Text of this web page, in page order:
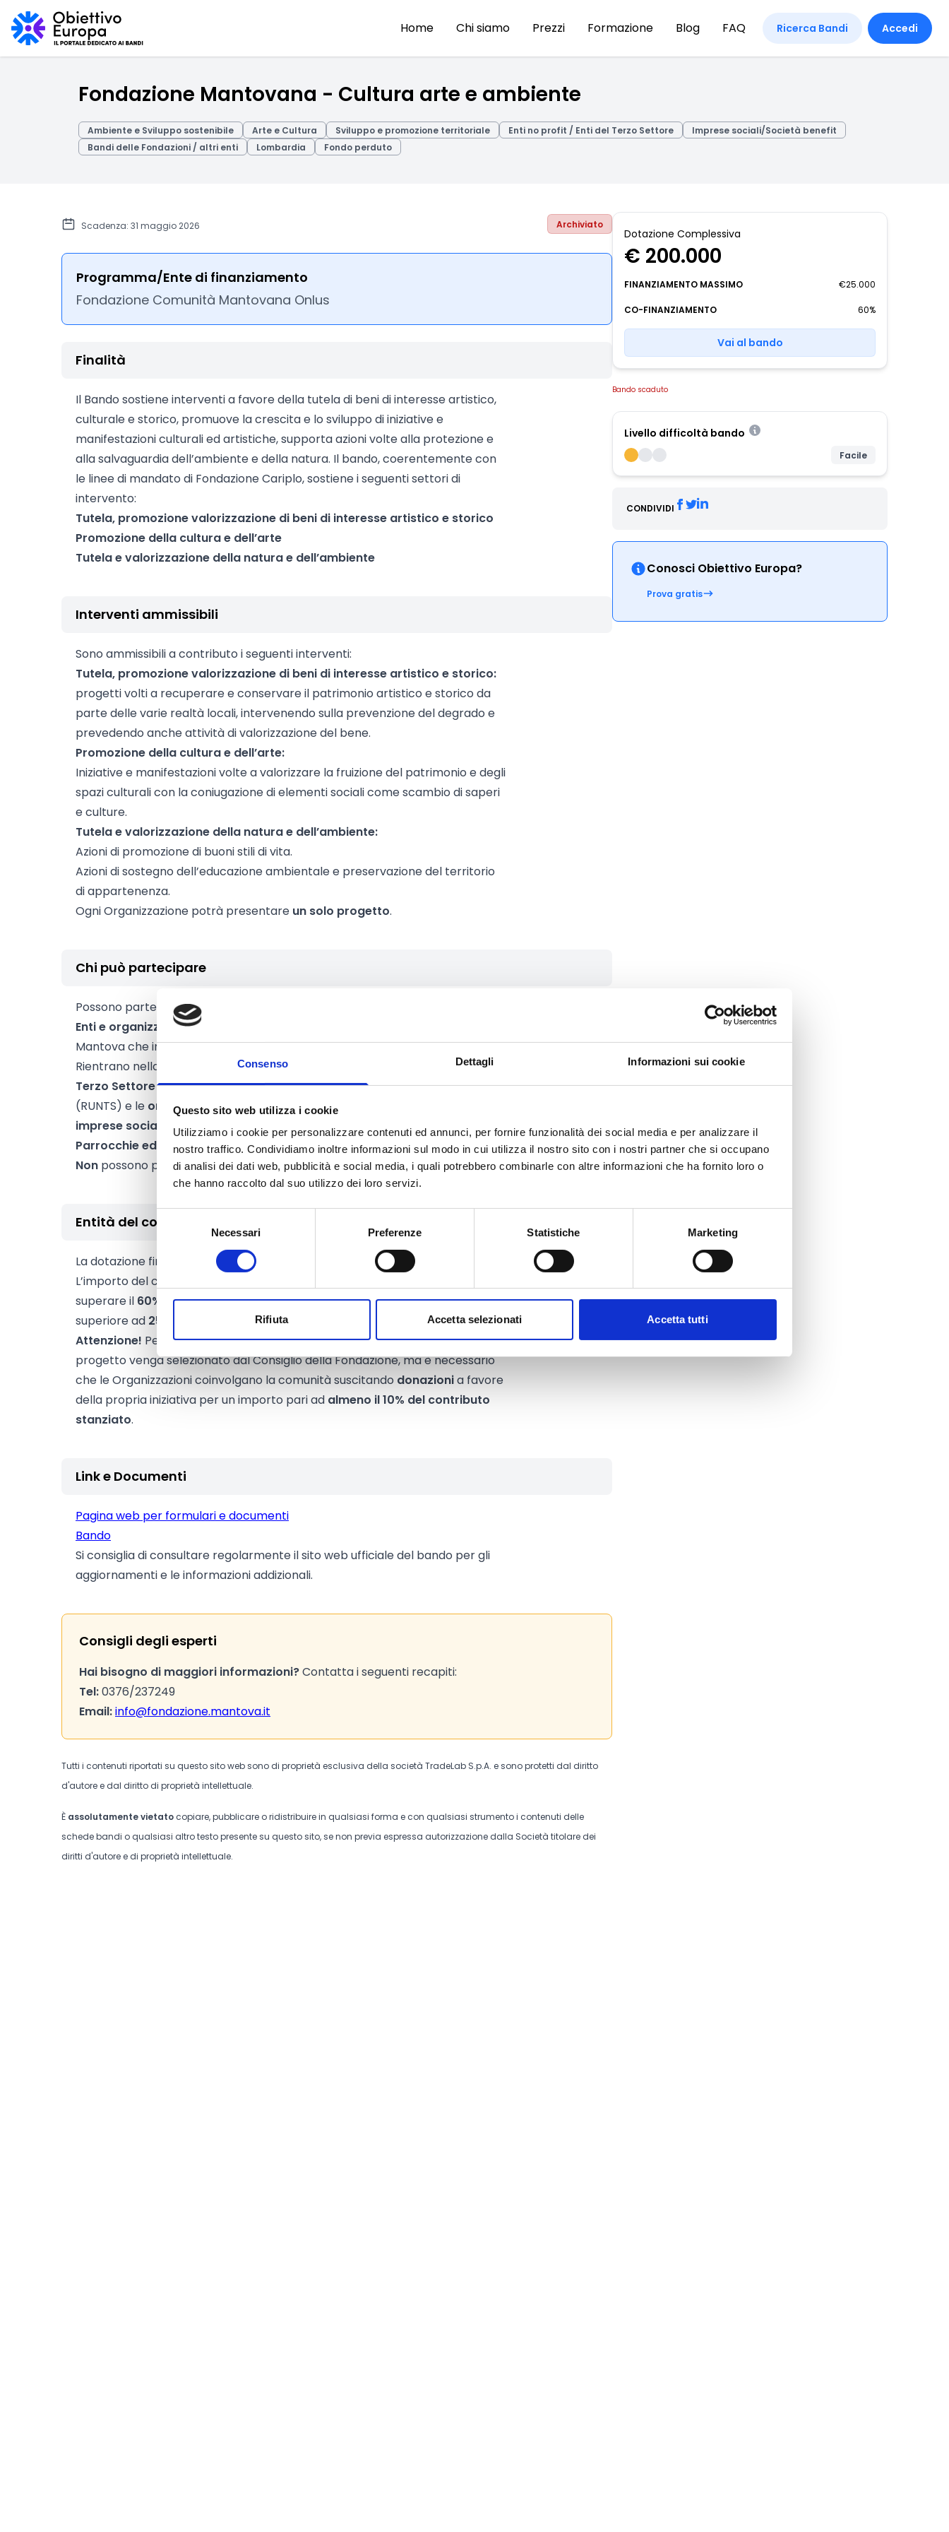
Consenso Dettagli Informazioni sui cookie
Questo sito web utilizza i cookie
Utilizziamo i cookie per personalizzare contenuti ed annunci, per fornire funzionalità dei social media e per analizzare il
nostro traffico. Condividiamo inoltre informazioni sul modo in cui utilizza il nostro sito con i nostri partner che si occupano
di analisi dei dati web, pubblicità e social media, i quali potrebbero combinarle con altre informazioni che ha fornito loro o
che hanno raccolto dal suo utilizzo dei loro servizi.
Necessari Preferenze Statistiche Marketing
Rifiuta Accetta selezionati Accetta tutti
Home Chi siamo Prezzi Formazione Blog FAQ Ricerca Bandi Accedi
Fondazione Mantovana - Cultura arte e ambiente
Ambiente e Sviluppo sostenibile Arte e Cultura Sviluppo e promozione territoriale Enti no profit / Enti del Terzo Settore
Imprese sociali/Società benefit
Bandi delle Fondazioni / altri enti
Lombardia Fondo perduto
Scadenza: 31 maggio 2026 Archiviato
Programma/Ente di finanziamento
Fondazione Comunità Mantovana Onlus
Finalità
Il Bando sostiene interventi a favore della tutela di beni di interesse artistico,
culturale e storico, promuove la crescita e lo sviluppo di iniziative e
manifestazioni culturali ed artistiche, supporta azioni volte alla protezione e
alla salvaguardia dell’ambiente e della natura. Il bando, coerentemente con
le linee di mandato di Fondazione Cariplo, sostiene i seguenti settori di
intervento:
Tutela, promozione valorizzazione di beni di interesse artistico e storico
Promozione della cultura e dell’arte
Tutela e valorizzazione della natura e dell’ambiente
Interventi ammissibili
Sono ammissibili a contributo i seguenti interventi:
Tutela, promozione valorizzazione di beni di interesse artistico e storico:
progetti volti a recuperare e conservare il patrimonio artistico e storico da
parte delle varie realtà locali, intervenendo sulla prevenzione del degrado e
prevedendo anche attività di valorizzazione del bene.
Promozione della cultura e dell’arte:
Iniziative e manifestazioni volte a valorizzare la fruizione del patrimonio e degli
spazi culturali con la coniugazione di elementi sociali come scambio di saperi
e culture.
Tutela e valorizzazione della natura e dell’ambiente:
Azioni di promozione di buoni stili di vita.
Azioni di sostegno dell’educazione ambientale e preservazione del territorio
di appartenenza.
Ogni Organizzazione potrà presentare un solo progetto.
Chi può partecipare
Possono partecipare al bando:
Enti e organizzazioni senza scopo di lucro
Mantova che intraprendano iniziative di solidarietà e di interesse generale.
Rientrano nella categoria di
enti privati senza scopo di lucro tutti gli enti del
Terzo Settore (ETS)iscritti nel Registro Unico Nazionale del Terzo Settore
(RUNTS) e le organizzazioni iscritte nel registro dell’anagrafe delle
imprese sociali.
Parrocchie ed enti religiosi operanti nel territorio di Mantova
Non possono partecipare enti pubblici territoriali e persone fisiche.
Entità del contributo
La dotazione finanziaria complessiva ammonta a
200.000 Euro.
L’importo del contributo che verrà assegnato dalla Fondazione non potrà
superare il 60%
del costo complessivo del progetto e non potrà essere
superiore ad 25.000 Euro.
Attenzione! Per ottenere il contributo della Fondazione non basta che il
progetto venga selezionato dal Consiglio della Fondazione, ma è necessario
che le Organizzazioni coinvolgano la comunità suscitando donazionia favore
della propria iniziativa per un importo pari ad almeno il 10% del contributo
stanziato.
Link e Documenti
Pagina web per formulari e documenti
Bando
Si consiglia di consultare regolarmente il sito web ufficiale del bando per gli
aggiornamenti e le informazioni addizionali.
Consigli degli esperti
Hai bisogno di maggiori informazioni?Contatta i seguenti recapiti:
Tel:0376/237249
Email:info@fondazione.mantova.it
Tutti i contenuti riportati su questo sito web sono di proprietà esclusiva della società TradeLab S.p.A. e sono protetti dal diritto
d'autore e dal diritto di proprietà intellettuale.
È assolutamente vietato copiare, pubblicare o ridistribuire in qualsiasi forma e con qualsiasi strumento i contenuti delle
schede bandi o qualsiasi altro testo presente su questo sito, se non previa espressa autorizzazione dalla Società titolare dei
diritti d'autore e di proprietà intellettuale.
Dotazione Complessiva
€ 200.000
FINANZIAMENTO MASSIMO €25.000
CO-FINANZIAMENTO 60%
Vai al bando
Bando scaduto
Livello difficoltà bando
Facile
CONDIVIDI
Conosci Obiettivo Europa?
Prova gratis